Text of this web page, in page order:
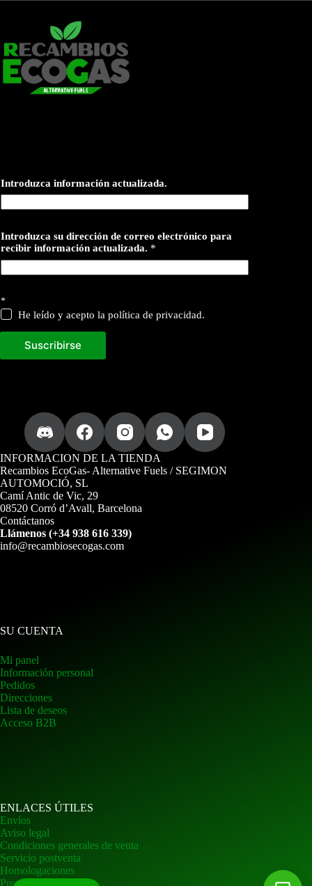
Introduzca información actualizada.
Introduzca su dirección de correo electrónico para
recibir información actualizada. *
*
He leído y acepto la política de privacidad.
Suscribirse
INFORMACION DE LA TIENDA
Recambios EcoGas- Alternative Fuels / SEGIMON
AUTOMOCIÓ, SL
Camí Antic de Vic, 29
08520 Corró d’Avall, Barcelona
Contáctanos
Llámenos (+34 938 616 339)
info@recambiosecogas.com
SU CUENTA
Mi panel
Información personal
Pedidos
Direcciones
Lista de deseos
Acceso B2B
ENLACES ÚTILES
Envíos
Aviso legal
Condiciones generales de venta
Servicio postventa
Homologaciones
Preguntas frecuentes